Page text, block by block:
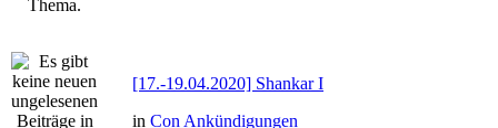
[17.-19.04.2020] Shankar I
in Con Ankündigungen